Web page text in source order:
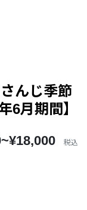
んじ季節
6月期間】
税込